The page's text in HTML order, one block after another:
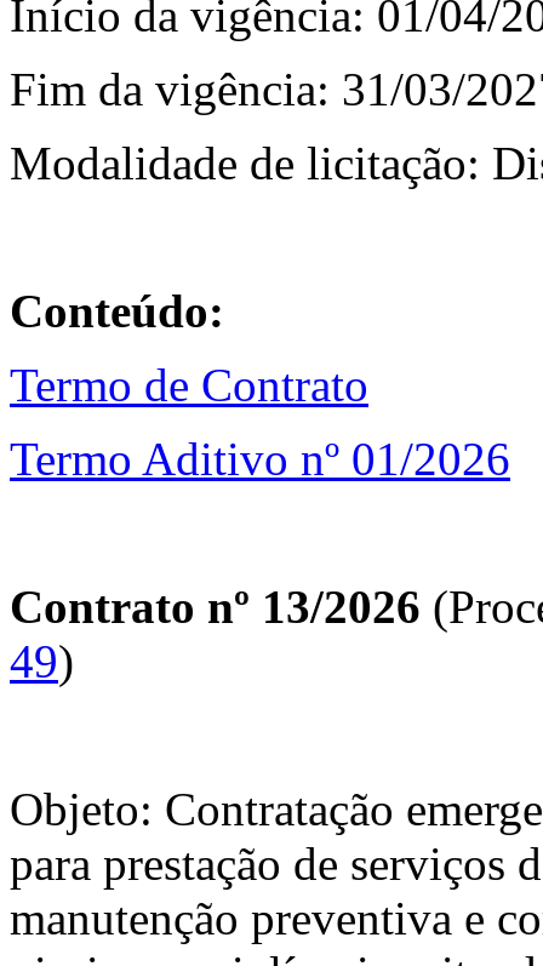
Início da vigência: 01/04/
Fim da vigência: 31/03/
Modalidade de licitação:
Conteúdo:
Termo de Contrato
Termo Aditivo nº 01/2026
Contrato nº 13/2026
49)
Objeto: Contratação
para prestação de serviços
manutenção preventiva e